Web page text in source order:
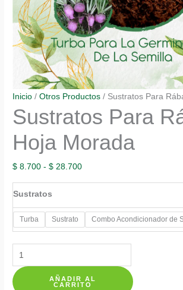
Inicio /Otros Productos / Sustratos Para
Sustratos Para
Hoja Morada
$ 8.700 - $ 28.700Rango
de
desde
$ 8.700
Sustratos
Turba Sustrato Combo Acondicionador de
Sustratos
Para
Rábano
AÑADIR AL
CARRITO